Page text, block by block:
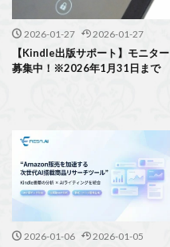
2026-01-27 2026-01-27
【Kindle出版サポート】モニター
募集中！※2026年1月31日まで
2026-01-06 2026-01-05